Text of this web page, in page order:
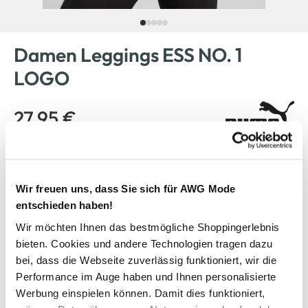
Wir freuen uns, dass Sie sich für AWG Mode
entschieden haben!
Wir möchten Ihnen das bestmögliche Shoppingerlebnis
bieten. Cookies und andere Technologien tragen dazu
bei, dass die Webseite zuverlässig funktioniert, wir die
Performance im Auge haben und Ihnen personalisierte
Werbung einspielen können. Damit dies funktioniert,
Damen Leggings ESS NO. 1
LOGO
27,95 €
Größe:
XS S M L XL XXL
XXXL
Anzahl: